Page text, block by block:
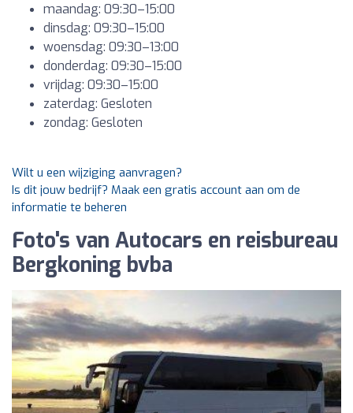
maandag: 09:30–15:00
dinsdag: 09:30–15:00
woensdag: 09:30–13:00
donderdag: 09:30–15:00
vrijdag: 09:30–15:00
zaterdag: Gesloten
zondag: Gesloten
Wilt u een wijziging aanvragen?
Is dit jouw bedrijf? Maak een gratis account aan om de
informatie te beheren
Foto's van Autocars en reisbureau
Bergkoning bvba